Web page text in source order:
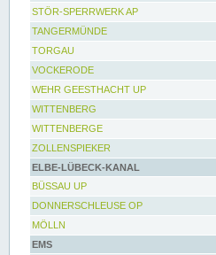
STÖR-SPERRWERK AP
TANGERMÜNDE
TORGAU
VOCKERODE
WEHR GEESTHACHT UP
WITTENBERG
WITTENBERGE
ZOLLENSPIEKER
ELBE-LÜBECK-KANAL
BÜSSAU UP
DONNERSCHLEUSE OP
MÖLLN
EMS